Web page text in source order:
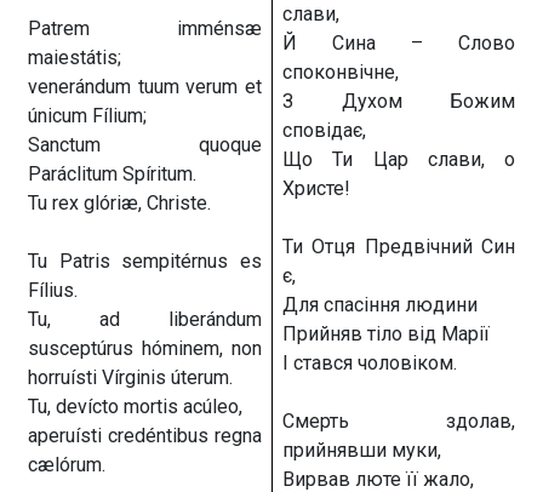
Patrem imménsæ
maiestátis;
venerándum tuum verum et
únicum Fílium;
Sanctum quoque
Paráclitum Spíritum.
Tu rex glóriæ, Christe.
Tu Patris sempitérnus es
Fílius.
Tu, ad liberándum
susceptúrus hóminem, non
horruísti Vírginis úterum.
Tu, devícto mortis acúleo,
aperuísti credéntibus regna
cælórum.
слави,
Й Сина – Слово
споконвічне,
З Духом Божим
сповідає,
Що Ти Цар слави, о
Христе!
Ти Отця Предвічний Син
є,
Для спасіння людини
Прийняв тіло від Марії
І стався чоловіком.
Смерть здолав,
прийнявши муки,
Вирвав люте її жало,